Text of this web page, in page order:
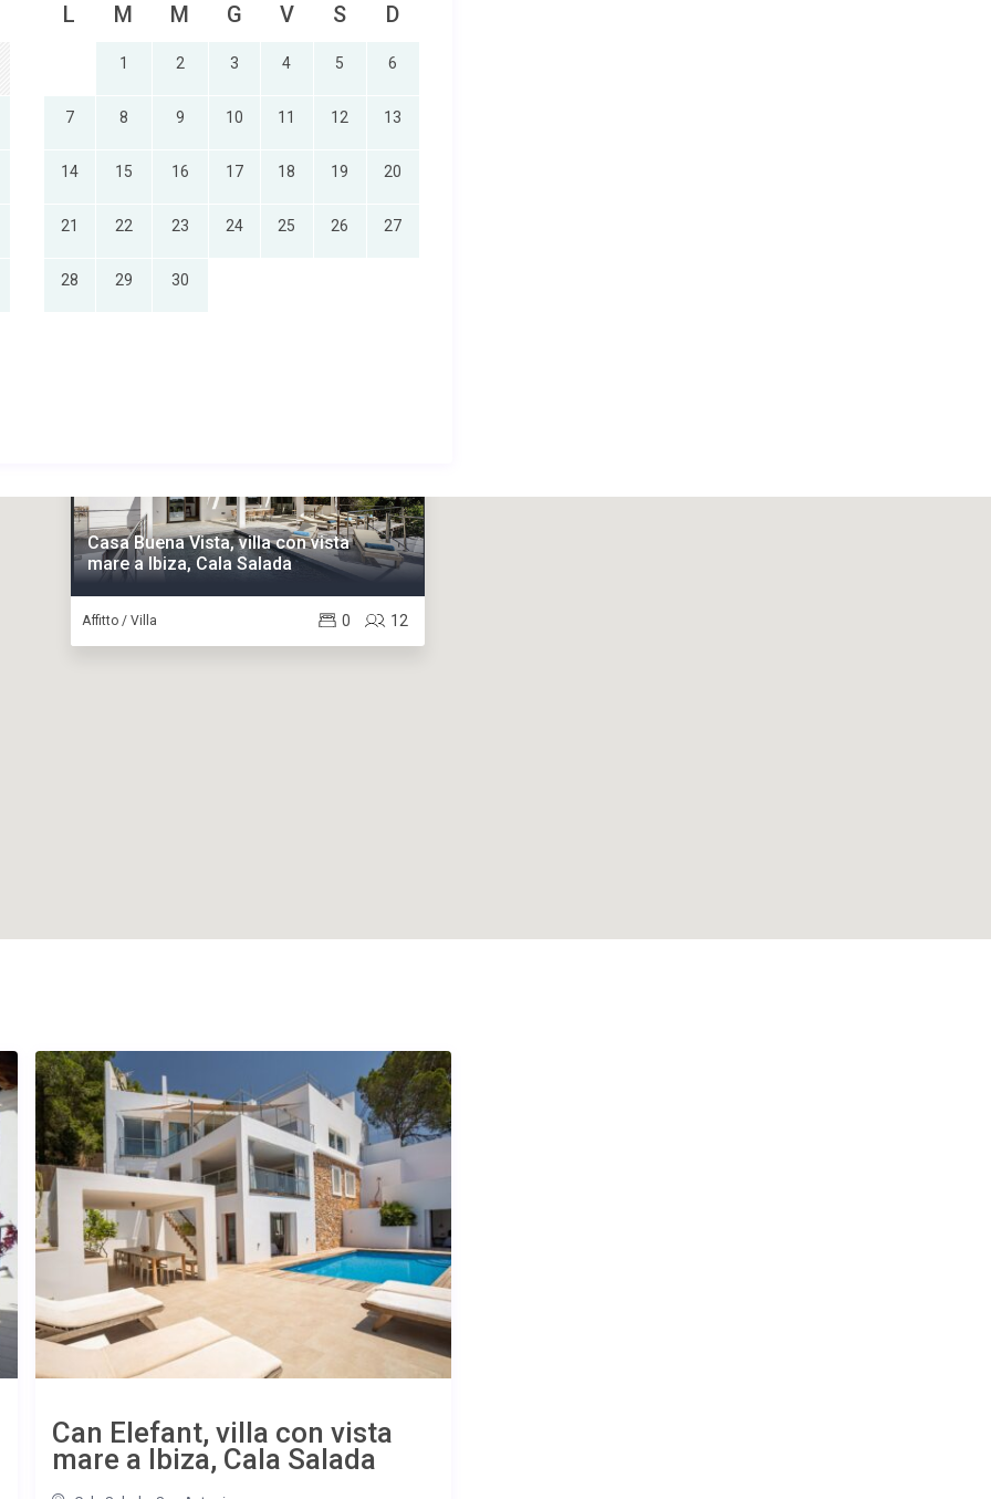
L M M G V S D
1 2 3 4 5 6
7 8 9 10 11 12 13
14 15 16 17 18 19 20
21 22 23 24 25 26 27
28 29 30
Casa Buena Vista, villa con vista
mare a Ibiza, Cala Salada
Affitto / Villa 12
0
Can Elefant, villa con vista
mare a Ibiza, Cala Salada